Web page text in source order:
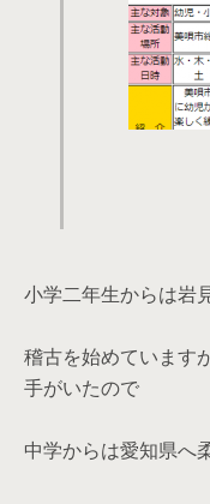
小学二年生からは岩
稽古を始めています
手がいたので
中学からは愛知県へ